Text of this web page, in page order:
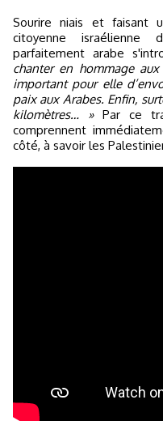
Sourire niais et faisant
citoyenne israélienne
parfaitement arabe
chanter en hommage aux
important pour elle
paix aux Arabes. Enfin,
kilomètres… »Par ce
comprennent
côté, à savoir les